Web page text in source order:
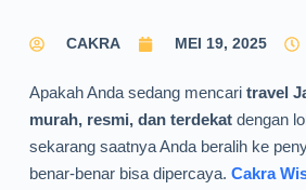
CAKRA MEI 19, 2025
Apakah Anda sedang mencari travel
murah, resmi, dan terdekatdengan
sekarang saatnya Anda beralih ke
benar-benar bisa dipercaya. Cakra